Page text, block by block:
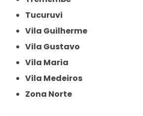
Tucuruvi
Vila Guilherme
Vila Gustavo
Vila Maria
Vila Medeiros
Zona Norte